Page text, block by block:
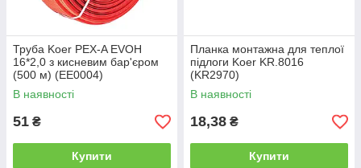
Труба Koer PEX-A EVOH
16*2,0 з кисневим бар'єром
(500 м) (EE0004)
В наявності
51 ₴
Купити
Планка монтажна для теплої
підлоги Koer KR.8016
(KR2970)
В наявності
18,38 ₴
Купити